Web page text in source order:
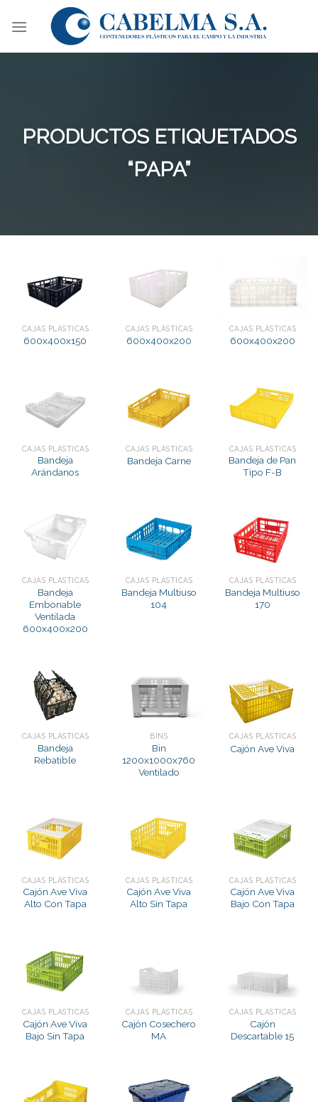
PRODUCTOS ETIQUETADOS
“PAPA”
CAJAS PLÁSTICAS
600x400x150
CAJAS PLÁSTICAS
600x400x200
CAJAS PLÁSTICAS
600x400x200
CAJAS PLÁSTICAS
Bandeja
Arándanos
CAJAS PLÁSTICAS
Bandeja Carne
CAJAS PLÁSTICAS
Bandeja de Pan
Tipo F-B
CAJAS PLÁSTICAS
Bandeja
Embonable
Ventilada
600x400x200
CAJAS PLÁSTICAS
Bandeja Multiuso
104
CAJAS PLÁSTICAS
Bandeja Multiuso
170
CAJAS PLÁSTICAS
Bandeja
Rebatible
BINS
Bin
1200x1000x760
Ventilado
CAJAS PLÁSTICAS
Cajón Ave Viva
CAJAS PLÁSTICAS
Cajón Ave Viva
Alto Con Tapa
CAJAS PLÁSTICAS
Cajón Ave Viva
Alto Sin Tapa
CAJAS PLÁSTICAS
Cajón Ave Viva
Bajo Con Tapa
CAJAS PLÁSTICAS
Cajón Ave Viva
Bajo Sin Tapa
CAJAS PLÁSTICAS
Cajón Cosechero
MA
CAJAS PLÁSTICAS
Cajón
Descartable 15